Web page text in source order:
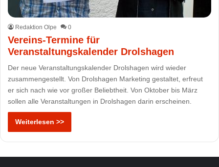
Redaktion Olpe 0
Vereins-Termine für
Veranstaltungskalender Drolshagen
Der neue Veranstaltungskalender Drolshagen wird wieder
zusammengestellt. Von Drolshagen Marketing gestaltet, erfreut
er sich nach wie vor großer Beliebtheit. Von Oktober bis März
sollen alle Veranstaltungen in Drolshagen darin erscheinen.
Weiterlesen >>